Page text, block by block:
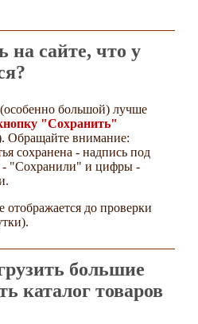
на сайте, что у
большой) лучше
"Сохранить"
Обращайте внимание:
сохранена - надпись под
- "Сохранили" и цифры -
до проверки
большие
каталог товаров